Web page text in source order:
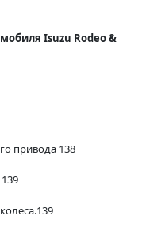
Isuzu Rodeo &
привода 138